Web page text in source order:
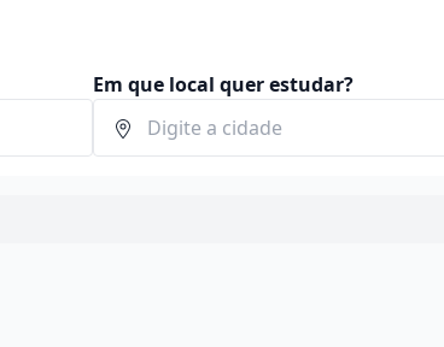
Em que local quer estudar?